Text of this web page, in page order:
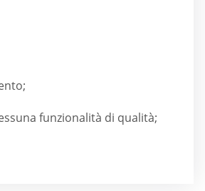
funzionalità di qualità;